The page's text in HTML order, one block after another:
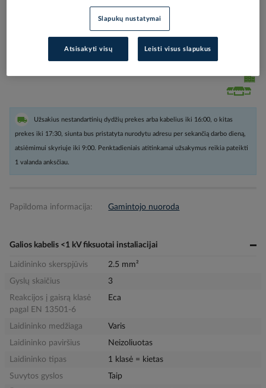
Prisijunkite, norėdami pamatyti kainas
Įtraukti į palyginimą
Užsakius nestandartinių dydžių prekes arba kabelius iki 16:00, o kitas
prekes iki 17:30, siunta bus pristatyta nurodytu adresu per sekančią darbo dieną,
atsiėmimui skyriuje iki 9:00. Penktadieniais atitinkamai užsakymus reikia pateikti
1 valanda anksčiau.
Papildoma informacija: Gamintojo nuoroda
Galios kabelis <1 kV fiksuotai instaliacijai
Laidininko skerspjūvis
2.5 mm²
Gyslų skaičius
3
Reakcijos į gaisrą klasė
pagal EN 13501-6
Eca
Laidininko medžiaga
Varis
Laidininko paviršius
Neizoliuotas
Laidininko tipas
1 klasė = kietas
Suvytos gyslos
Taip
Slapukų nustatymai
Atsisakyti visų Leisti visus slapukus